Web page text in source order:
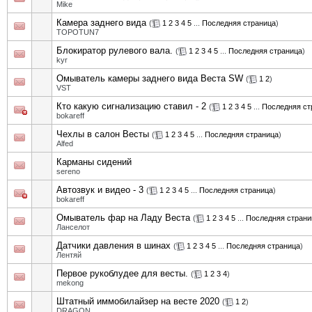
Mike
Камера заднего вида ( 1 2 3 4 5 Последняя страница)
TOPOTUN7
Блокиратор рулевого вала. ( 1 2 3 4 5 Последняя страница)
kyr
Омыватель камеры заднего вида Веста SW ( 1 2)
VST
Кто какую сигнализацию ставил - 2 ( 1 2 3 4 5 Последняя
bokareff
Чехлы в салон Весты ( 1 2 3 4 5 Последняя страница)
Alfed
Карманы сидений
sereno
Автозвук и видео - 3 ( 1 2 3 4 5 Последняя страница)
bokareff
Омыватель фар на Ладу Веста ( 1 2 3 4 5 Последняя
Ланселот
Датчики давления в шинах ( 1 2 3 4 5 Последняя страница)
Лентяй
Первое рукоблудее для весты. ( 1 2 3 4)
mekong
Штатный иммобилайзер на весте 2020 ( 1 2)